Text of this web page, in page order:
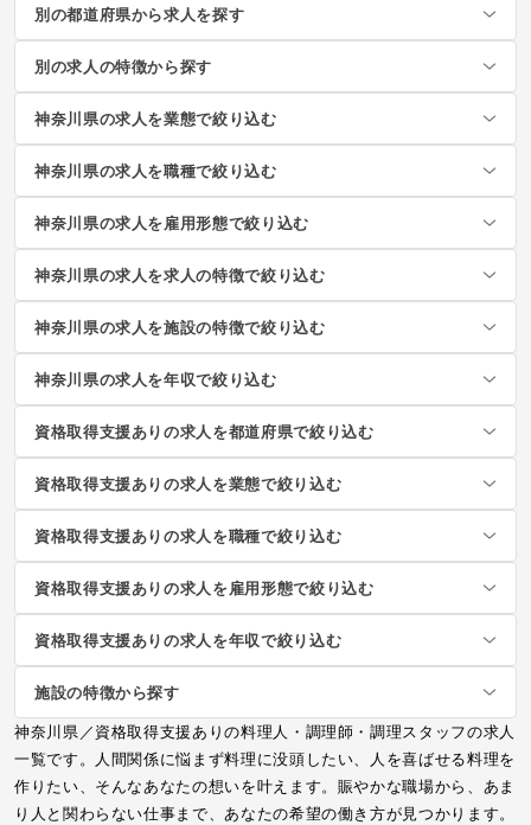
別の都道府県から求人を探す
別の求人の特徴から探す
神奈川県の求人を業態で絞り込む
神奈川県の求人を職種で絞り込む
神奈川県の求人を雇用形態で絞り込む
神奈川県の求人を求人の特徴で絞り込む
神奈川県の求人を施設の特徴で絞り込む
神奈川県の求人を年収で絞り込む
資格取得支援ありの求人を都道府県で絞り込む
資格取得支援ありの求人を業態で絞り込む
資格取得支援ありの求人を職種で絞り込む
資格取得支援ありの求人を雇用形態で絞り込む
資格取得支援ありの求人を年収で絞り込む
施設の特徴から探す
神奈川県／資格取得支援ありの料理人・調理師・調理スタッフの求人
一覧です。人間関係に悩まず料理に没頭したい、人を喜ばせる料理を
作りたい、そんなあなたの想いを叶えます。賑やかな職場から、あま
り人と関わらない仕事まで、あなたの希望の働き方が見つかります。